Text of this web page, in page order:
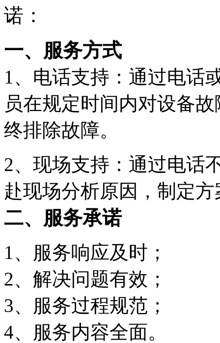
诺：
一、服务方式
1、电话支持：通过电话
员在规定时间内对设备
终排除故障。
2、现场支持：通过电话
赴现场分析原因，制定
二、服务承诺
1、服务响应及时；
2、解决问题有效；
3、服务过程规范；
4、服务内容全面。